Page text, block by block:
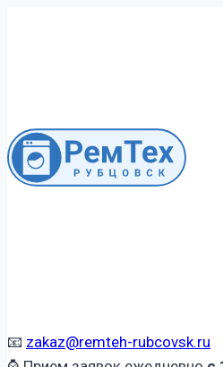
📧 zakaz@remteh-rubcovsk.ru